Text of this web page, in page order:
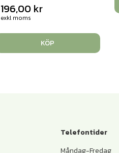
196,00 kr
exkl moms
KÖP
Telefontider
Måndag-Fredag